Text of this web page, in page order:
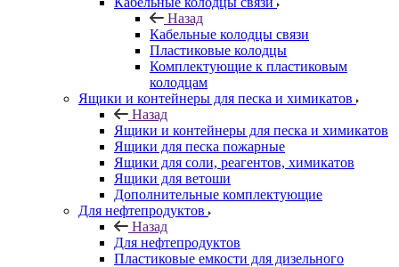
Назад
Кабельные колодцы связи
Пластиковые колодцы
Комплектующие к пластиковым
колодцам
Ящики и контейнеры для песка и химикатов
Назад
Ящики и контейнеры для песка и химикатов
Ящики для песка пожарные
Ящики для соли, реагентов, химикатов
Ящики для ветоши
Дополнительные комплектующие
Для нефтепродуктов
Назад
Для нефтепродуктов
Пластиковые емкости для дизельного